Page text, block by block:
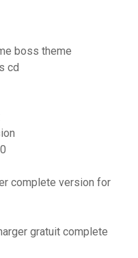
boss theme
cd
complete version for
gratuit complete